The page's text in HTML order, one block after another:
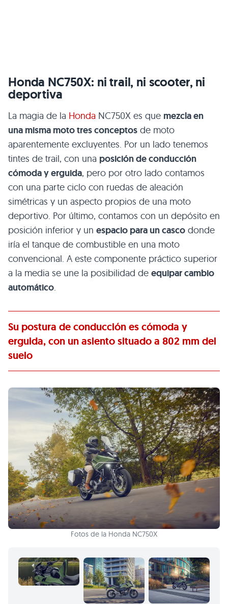
Honda NC750X: ni trail, ni scooter, ni
deportiva
La magia de la Honda NC750X es que mezcla en
una misma moto tres conceptos de moto
aparentemente excluyentes. Por un lado tenemos
tintes de trail, con una posición de conducción
cómoda y erguida, pero por otro lado contamos
con una parte ciclo con ruedas de aleación
simétricas y un aspecto propios de una moto
deportivo. Por último, contamos con un depósito en
posición inferior y un espacio para un casco donde
iría el tanque de combustible en una moto
convencional. A este componente práctico superior
a la media se une la posibilidad de equipar cambio
automático.
Su postura de conducción es cómoda y
erguida, con un asiento situado a 802 mm del
suelo
Fotos de la Honda NC750X